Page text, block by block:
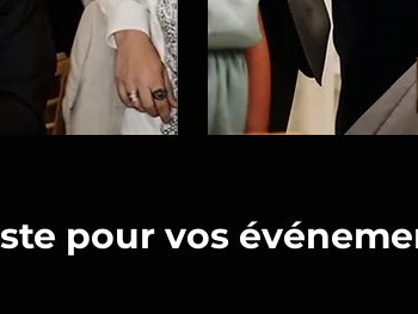
pour vos